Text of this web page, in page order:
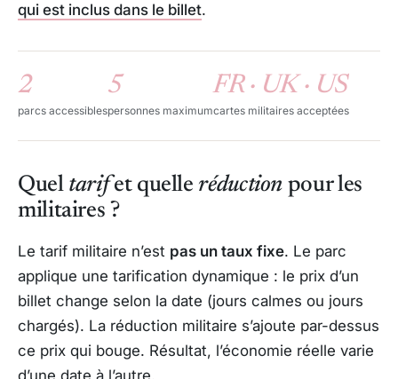
qui est inclus dans le billet.
2
parcs accessibles
5
personnes maximum
FR · UK · US
cartes militaires acceptées
Quel tarifet quelleréduction pour les
militaires ?
Le tarif militaire n’est pas un taux fixe. Le parc
applique une tarification dynamique : le prix d’un
billet change selon la date (jours calmes ou jours
chargés). La réduction militaire s’ajoute par-dessus
ce prix qui bouge. Résultat, l’économie réelle varie